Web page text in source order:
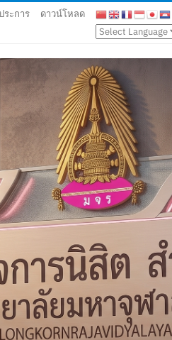
ะการ ดาวน์โหลด